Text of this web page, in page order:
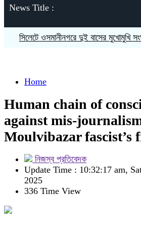
News Title :
সিলেটে ওসমানীনগরে দুই বাসের মুখোমুখি সংঘর্ষে
Home
Human chain of
against mis-
Moulvibazar fascist’s
নিজস্ব প্রতিবেদক
Update Time : 10:32:17 am,
2025
336 Time View